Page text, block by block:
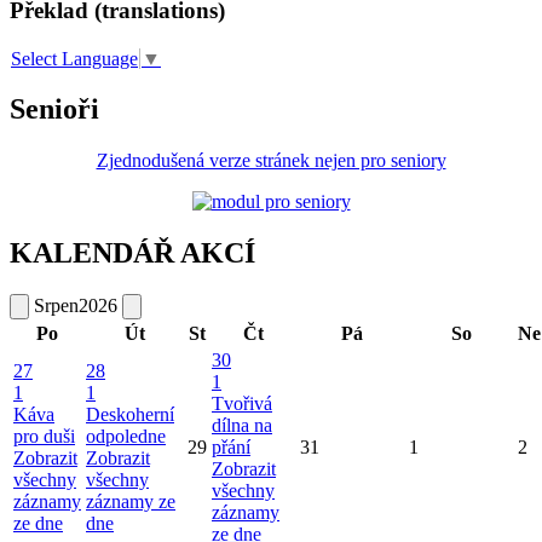
Překlad (translations)
Select Language ▼
Senioři
Zjednodušená verze stránek nejen pro seniory
KALENDÁŘ AKCÍ
Srpen2026
Po
Út St Čt Pá So
Ne
27
1
Káva
pro duši
Zobrazit
všechny
záznamy
ze dne
28
1
Deskoherní
odpoledne
Zobrazit
všechny
záznamy ze
dne
29
30
1
Tvořivá
dílna na
přání
Zobrazit
všechny
záznamy
ze dne
31 1 2